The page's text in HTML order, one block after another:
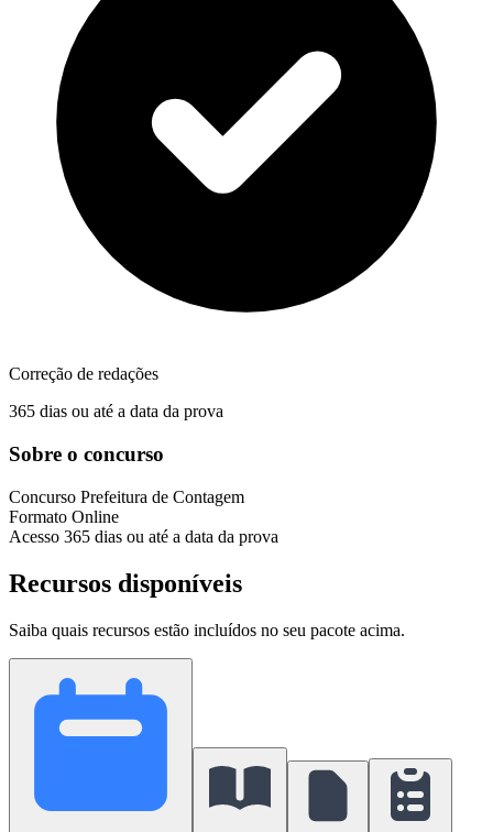
Correção de redações
365 dias ou até a data da prova
Sobre o concurso
Concurso Prefeitura de Contagem
Formato Online
Acesso 365 dias ou até a data da prova
Recursos disponíveis
Saiba quais recursos estão incluídos no seu pacote acima.